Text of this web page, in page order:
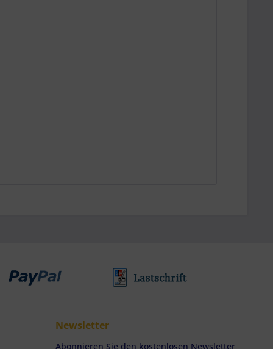
Newsletter
Abonnieren Sie den kostenlosen Newsletter